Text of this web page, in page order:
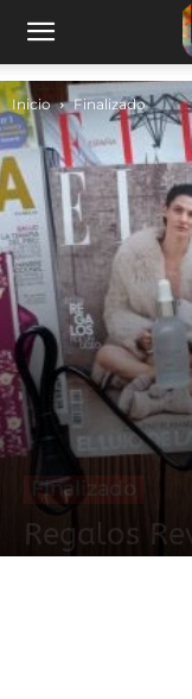
Inicio Finalizado
Finalizado
Regalos